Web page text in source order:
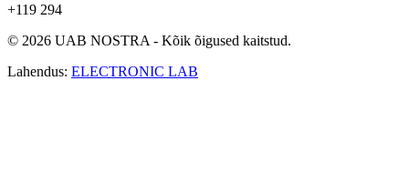
+119 294
© 2026 UAB NOSTRA - Kõik õigused kaitstud.
Lahendus: ELECTRONIC LAB